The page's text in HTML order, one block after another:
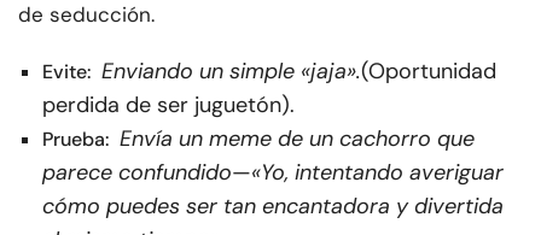
de seducción.
Evite: Enviando un simple «jaja».(Oportunidad
perdida de ser juguetón).
Prueba: Envía un meme de un cachorro que
parece confundido—«Yo, intentando averiguar
cómo puedes ser tan encantadora y divertida